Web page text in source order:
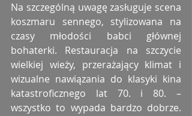
Na szczególną uwagę zasługuje scena
koszmaru sennego, stylizowana na
czasy młodości babci głównej
bohaterki. Restauracja na szczycie
wielkiej wieży, przerażający klimat i
wizualne nawiązania do klasyki kina
katastroficznego lat 70. i 80. –
wszystko to wypada bardzo dobrze.